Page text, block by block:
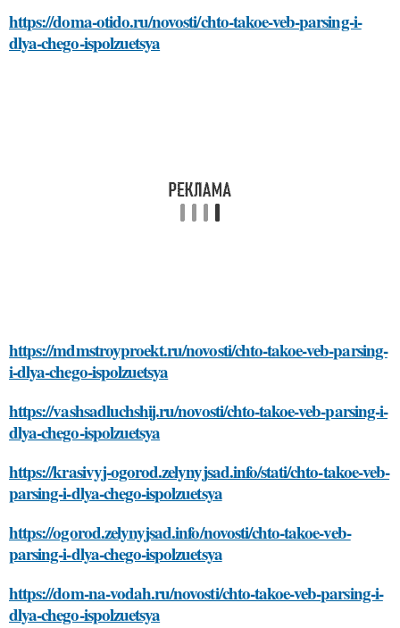
https://doma-otido.ru/novosti/chto-takoe-veb-parsing-i-
dlya-chego-ispolzuetsya
https://mdmstroyproekt.ru/novosti/chto-takoe-veb-parsing-
i-dlya-chego-ispolzuetsya
https://vashsadluchshij.ru/novosti/chto-takoe-veb-parsing-i-
dlya-chego-ispolzuetsya
https://krasivyj-ogorod.zelynyjsad.info/stati/chto-takoe-veb-
parsing-i-dlya-chego-ispolzuetsya
https://ogorod.zelynyjsad.info/novosti/chto-takoe-veb-
parsing-i-dlya-chego-ispolzuetsya
https://dom-na-vodah.ru/novosti/chto-takoe-veb-parsing-i-
dlya-chego-ispolzuetsya